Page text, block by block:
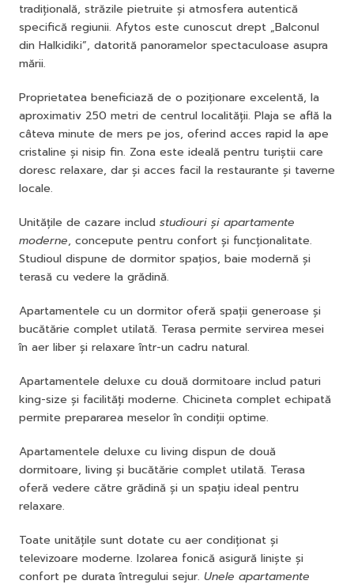
tradițională, străzile pietruite și atmosfera autentică
specifică regiunii. Afytos este cunoscut drept „Balconul
din Halkidiki”, datorită panoramelor spectaculoase asupra
mării.
Proprietatea beneficiază de o poziționare excelentă, la
aproximativ 250 metri de centrul localității. Plaja se află la
câteva minute de mers pe jos, oferind acces rapid la ape
cristaline și nisip fin. Zona este ideală pentru turiștii care
doresc relaxare, dar și acces facil la restaurante și taverne
locale.
Unitățile de cazare includ studiouri și apartamente
moderne, concepute pentru confort și funcționalitate.
Studioul dispune de dormitor spațios, baie modernă și
terasă cu vedere la grădină.
Apartamentele cu un dormitor oferă spații generoase și
bucătărie complet utilată. Terasa permite servirea mesei
în aer liber și relaxare într-un cadru natural.
Apartamentele deluxe cu două dormitoare includ paturi
king-size și facilități moderne. Chicineta complet echipată
permite prepararea meselor în condiții optime.
Apartamentele deluxe cu living dispun de două
dormitoare, living și bucătărie complet utilată. Terasa
oferă vedere către grădină și un spațiu ideal pentru
relaxare.
Toate unitățile sunt dotate cu aer condiționat și
televizoare moderne. Izolarea fonică asigură liniște și
confort pe durata întregului sejur. Unele apartamente